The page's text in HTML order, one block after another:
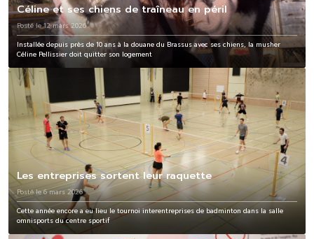
Céline et ses chiens de traîneau en péril
Posté le 12 mars 2026
Installée depuis près de 10 ans à la douane du Brassus avec ses chiens, la musher
Céline Pellissier doit quitter son logement
Les entreprises sortent leur raquette
Posté le 6 mars 2026
Cette année encore a eu lieu le tournoi interentreprises de badminton dans la salle
omnisports du centre sportif